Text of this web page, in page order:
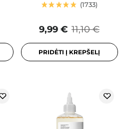
1733
11,10 €
9,99 €
PRIDĖTI Į KREPŠELĮ